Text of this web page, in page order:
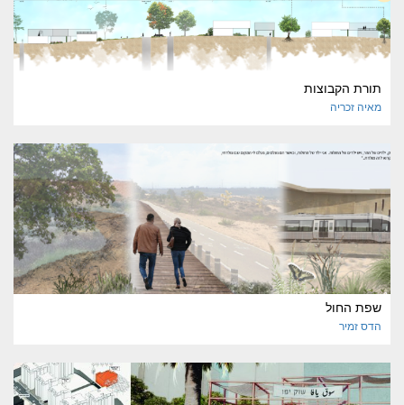
תורת הקבוצות
מאיה זכריה
שפת החול
הדס זמיר